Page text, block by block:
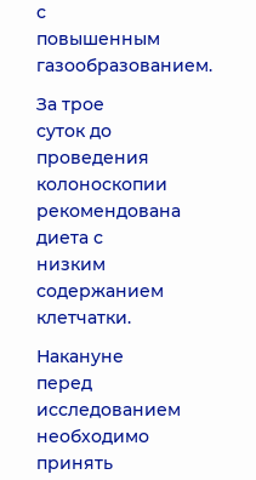
с
повышенным
газообразованием.
За трое
суток до
проведения
колоноскопии
рекомендована
диета с
низким
содержанием
клетчатки.
Накануне
перед
исследованием
необходимо
принять